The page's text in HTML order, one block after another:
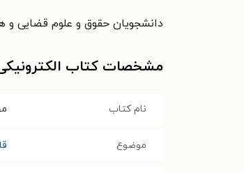
دانشجویان حقوق و علوم قضایی و
مشخصات کتاب
نام کتاب
موضوع